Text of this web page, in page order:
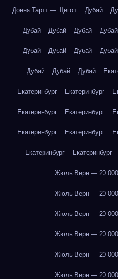
Донна Тартт — Щегол Дубай
Дубай Дубай Дубай Дубай
Дубай Дубай Дубай Дубай
Дубай Дубай Дубай
Екатеринбург Екатеринбург
Екатеринбург Екатеринбург
Екатеринбург Екатеринбург
Екатеринбург Екатеринбург
Жюль Верн — 20 000
Жюль Верн — 20 000
Жюль Верн — 20 000
Жюль Верн — 20 000
Жюль Верн — 20 000
Жюль Верн — 20 000